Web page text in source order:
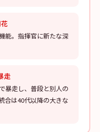
能。指揮官に新たな深
走
暴走し、普段と別人の
合は40代以降の大きな